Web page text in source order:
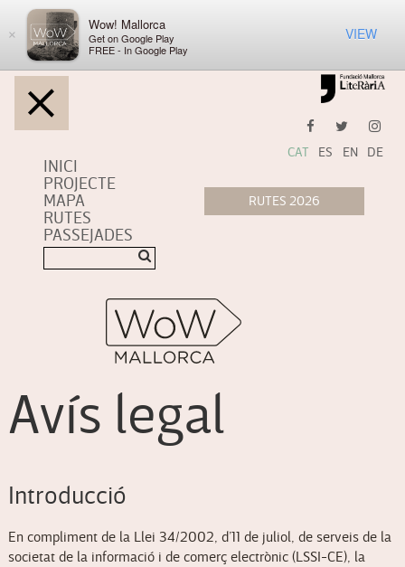
×
Wow! Mallorca
Get on Google Play
FREE - In Google Play
VIEW
INICI
PROJECTE
MAPA
RUTES
PASSEJADES
CAT ES EN DE
Avís legal
Introducció
En compliment de la Llei 34/2002, d’11 de juliol, de serveis de la
societat de la informació i de comerç electrònic (LSSI-CE), la